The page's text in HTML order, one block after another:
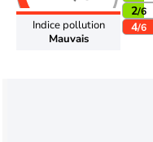
Indice pollution
Mauvais
2/6
4/6